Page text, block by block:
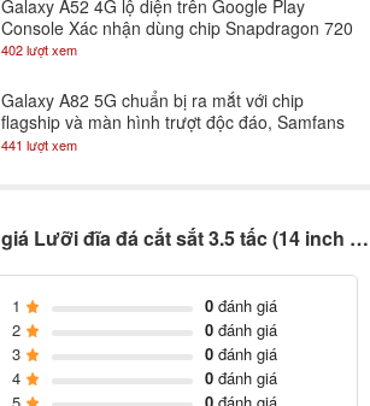
Galaxy A52 4G lộ diện trên Google Play
Console Xác nhận dùng chip Snapdragon 720
402 lượt xem
Galaxy A82 5G chuẩn bị ra mắt với chip
flagship và màn hình trượt độc đáo, Samfans
gom lúa đi là vừa
441 lượt xem
Reviews - Đánh giá Lưỡi đĩa đá cắt sắt 3.5 tấc (14 inch ~ 350-355 mm)
1 0đánh giá
2
0đánh giá
3
0đánh giá
4
0đánh giá
5
0đánh giá